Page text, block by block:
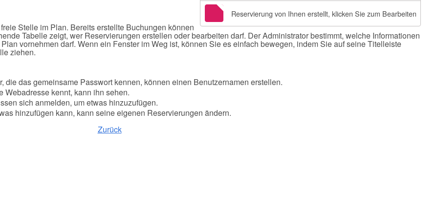
Reservierung von Ihnen erstellt, klicken Sie zum Bearbeiten
Stelle im Plan. Bereits erstellte Buchungen können
Tabelle zeigt, wer Reservierungen erstellen oder bearbeiten darf. Der Administrator bestimmt, welche Informationen
vornehmen darf. Wenn ein Fenster im Weg ist, können Sie es einfach bewegen, indem Sie auf seine Titelleiste
ziehen.
die das gemeinsame Passwort kennen, können einen Benutzernamen erstellen.
Webadresse kennt, kann ihn sehen.
sich anmelden, um etwas hinzuzufügen.
hinzufügen kann, kann seine eigenen Reservierungen ändern.
Zurück